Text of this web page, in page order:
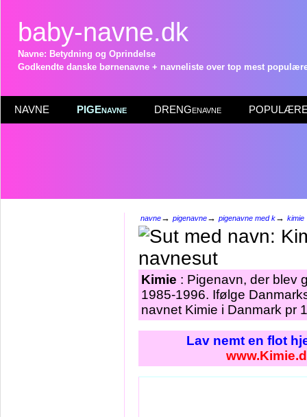
baby-navne.dk
Navne: Betydning og Oprindelse
Godkendte danske børnenavne + navneliste over top mest
NAVNE PIGEnavne DRENGenavne POPULÆRE
navne→ pigenavne→ pigenavne med k→ kimie
Kimie : Pigenavn, der blev
1985-1996. Ifølge
navnet Kimie i Danmark pr
Lav nemt en flot